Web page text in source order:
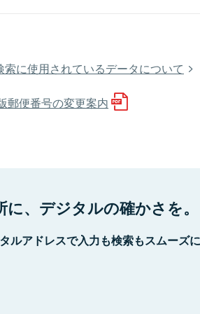
索に使用されているデータについて
郵便番号の変更案内
に、デジタルの確かさを。
ルアドレスで入力も検索もスムーズ